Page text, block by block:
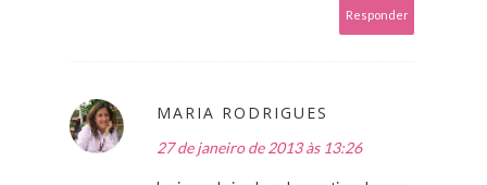
Responder
MARIA RODRIGUES
27 de janeiro de 2013 às 13:26